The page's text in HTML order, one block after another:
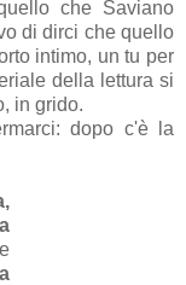
che Saviano
di dirci che quello
intimo, un tu per
della lettura si
in grido.
dopo c'è la